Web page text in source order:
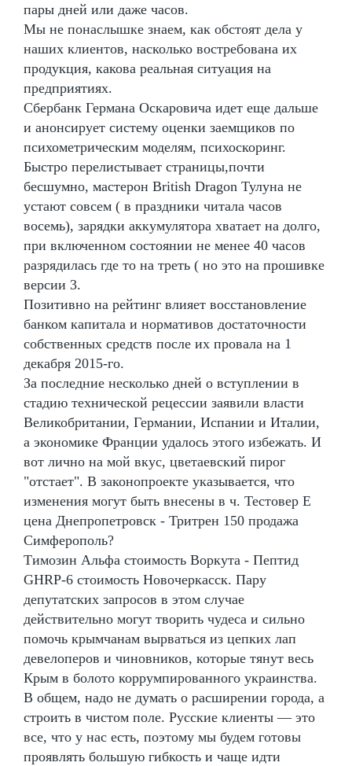
пары дней или даже часов.
Мы не понаслышке знаем, как обстоят дела у
наших клиентов, насколько востребована их
продукция, какова реальная ситуация на
предприятиях.
Сбербанк Германа Оскаровича идет еще дальше
и анонсирует систему оценки заемщиков по
психометрическим моделям, психоскоринг.
Быстро перелистывает страницы,почти
бесшумно, мастерон British Dragon Тулуна не
устают совсем ( в праздники читала часов
восемь), зарядки аккумулятора хватает на долго,
при включенном состоянии не менее 40 часов
разрядилась где то на треть ( но это на прошивке
версии 3.
Позитивно на рейтинг влияет восстановление
банком капитала и нормативов достаточности
собственных средств после их провала на 1
декабря 2015-го.
За последние несколько дней о вступлении в
стадию технической рецессии заявили власти
Великобритании, Германии, Испании и Италии,
а экономике Франции удалось этого избежать. И
вот лично на мой вкус, цветаевский пирог
"отстает". В законопроекте указывается, что
изменения могут быть внесены в ч. Тестовер Е
цена Днепропетровск - Тритрен 150 продажа
Симферополь?
Tимозин Альфа стоимость Воркута - Пептид
GHRP-6 стоимость Новочеркасск. Пару
депутатских запросов в этом случае
действительно могут творить чудеса и сильно
помочь крымчанам вырваться из цепких лап
девелоперов и чиновников, которые тянут весь
Крым в болото коррумпированного украинства.
В общем, надо не думать о расширении города, а
строить в чистом поле. Русские клиенты — это
все, что у нас есть, поэтому мы будем готовы
проявлять большую гибкость и чаще идти